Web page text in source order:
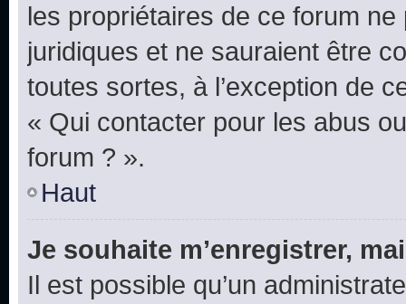
les propriétaires de ce forum
juridiques et ne sauraient être
toutes sortes, à l’exception de
« Qui contacter pour les abus
forum ? ».
Haut
Je souhaite m’enregistrer,
Il est possible qu’un